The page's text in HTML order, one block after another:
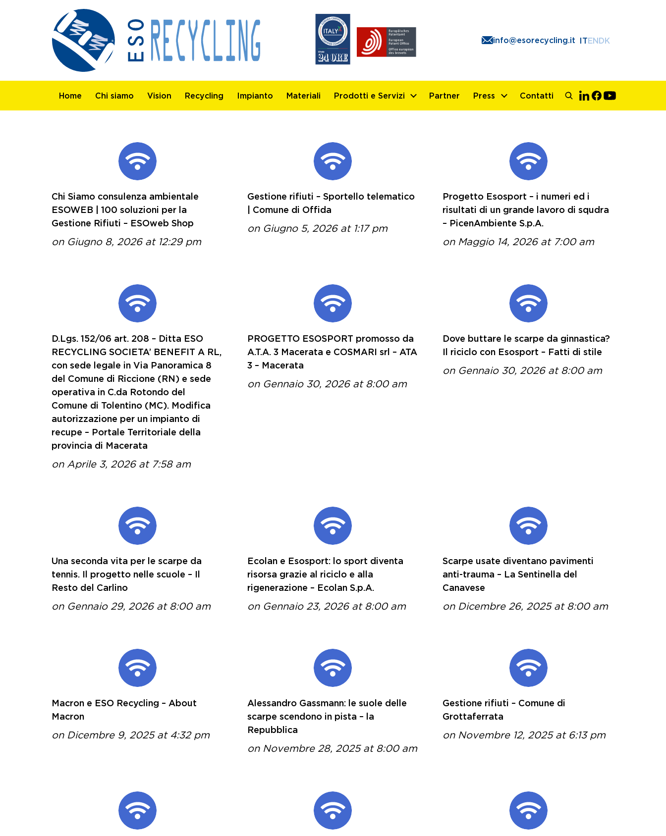
info@esorecycling.it ITENDK
Home Chi siamo Vision Recycling Impianto Materiali Prodotti e Servizi Partner Press Contatti
Chi Siamo consulenza ambientale
ESOWEB | 100 soluzioni per la
Gestione Rifiuti – ESOweb Shop
on Giugno 8, 2026 at 12:29 pm
Gestione rifiuti – Sportello telematico
| Comune di Offida
on Giugno 5, 2026 at 1:17 pm
Progetto Esosport – i numeri ed i
risultati di un grande lavoro di squdra
– PicenAmbiente S.p.A.
on Maggio 14, 2026 at 7:00 am
D.Lgs. 152/06 art. 208 – Ditta ESO
RECYCLING SOCIETA’ BENEFIT A RL,
con sede legale in Via Panoramica 8
del Comune di Riccione (RN) e sede
operativa in C.da Rotondo del
Comune di Tolentino (MC). Modifica
autorizzazione per un impianto di
recupe – Portale Territoriale della
provincia di Macerata
on Aprile 3, 2026 at 7:58 am
PROGETTO ESOSPORT promosso da
A.T.A. 3 Macerata e COSMARI srl – ATA
3 – Macerata
on Gennaio 30, 2026 at 8:00 am
Dove buttare le scarpe da ginnastica?
Il riciclo con Esosport – Fatti di stile
on Gennaio 30, 2026 at 8:00 am
Una seconda vita per le scarpe da
tennis. Il progetto nelle scuole – Il
Resto del Carlino
on Gennaio 29, 2026 at 8:00 am
Ecolan e Esosport: lo sport diventa
risorsa grazie al riciclo e alla
rigenerazione – Ecolan S.p.A.
on Gennaio 23, 2026 at 8:00 am
Scarpe usate diventano pavimenti
anti-trauma – La Sentinella del
Canavese
on Dicembre 26, 2025 at 8:00 am
Macron e ESO Recycling – About
Macron
on Dicembre 9, 2025 at 4:32 pm
Alessandro Gassmann: le suole delle
scarpe scendono in pista – la
Repubblica
on Novembre 28, 2025 at 8:00 am
Gestione rifiuti – Comune di
Grottaferrata
on Novembre 12, 2025 at 6:13 pm